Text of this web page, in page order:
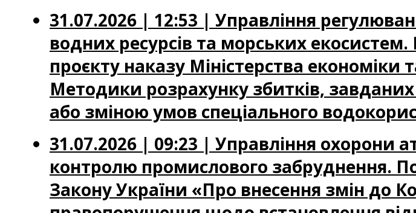
31.07.2026 | 12:53 | Управління
водних ресурсів та морських
проєкту наказу Міністерства
Методики розрахунку збитків,
або зміною умов спеціального
31.07.2026 | 09:23 | Управління охорони
контролю промислового забруднення.
Закону України «Про внесення змін до